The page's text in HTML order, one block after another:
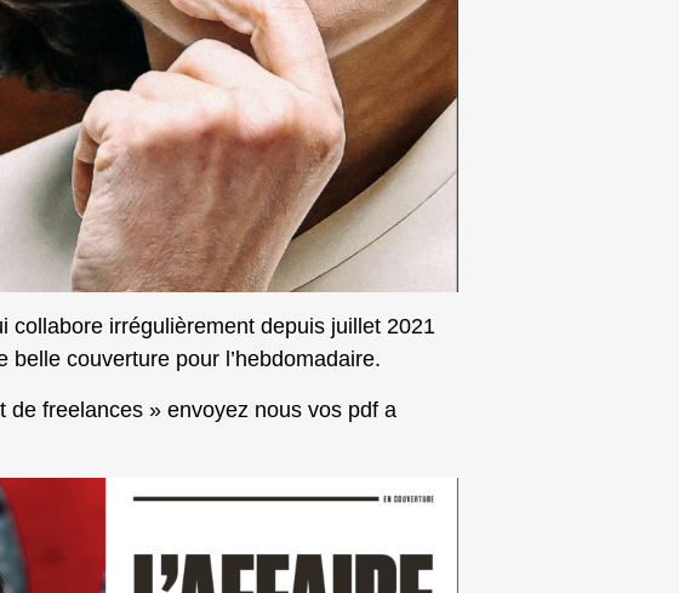
collabore irrégulièrement depuis juillet 2021
belle couverture pour l’hebdomadaire.
de freelances » envoyez nous vos pdf a